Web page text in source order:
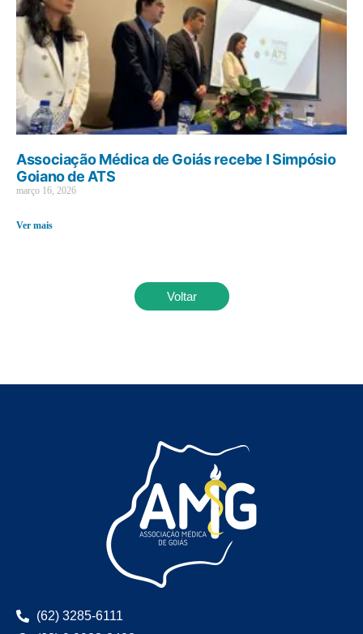
Associação Médica de Goiás recebe I Simpósio
Goiano de ATS
março 16, 2026
Ver mais
Voltar
(62) 3285-6111